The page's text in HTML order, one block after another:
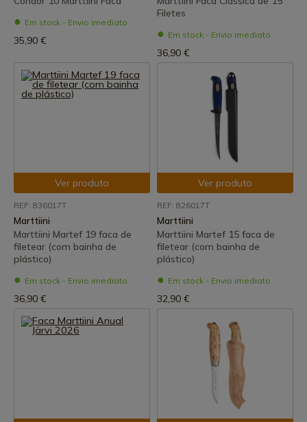
Em stock - Envio imediato
35,90 €
Filetes
Em stock - Envio imediato
36,90 €
Ver produto
REF: 836017T
Marttiini
Marttiini Martef 19 faca de
filetear (com bainha de
plástico)
Em stock - Envio imediato
36,90 €
Ver produto
REF: 826017T
Marttiini
Marttiini Martef 15 faca de
filetear (com bainha de
plástico)
Em stock - Envio imediato
32,90 €